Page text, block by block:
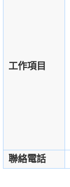
工作項目
聯絡電話